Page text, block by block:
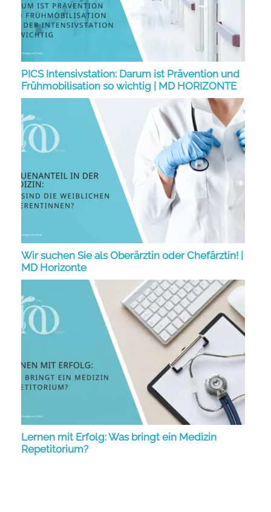
PICS Intensivstation: Darum ist Prävention und
Frühmobilisation so wichtig | MD HORIZONTE
Wir suchen Sie als Oberärztin oder Chefärztin! |
MD Horizonte
Lernen mit Erfolg: Was bringt ein Medizin
Repetitorium?